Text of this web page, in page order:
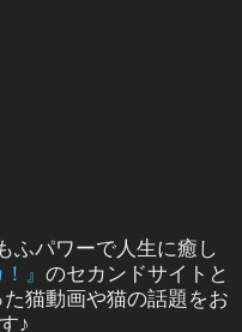
ふパワーで人生に癒し
』 のセカンドサイトと
猫動画や猫の話題をお
♪